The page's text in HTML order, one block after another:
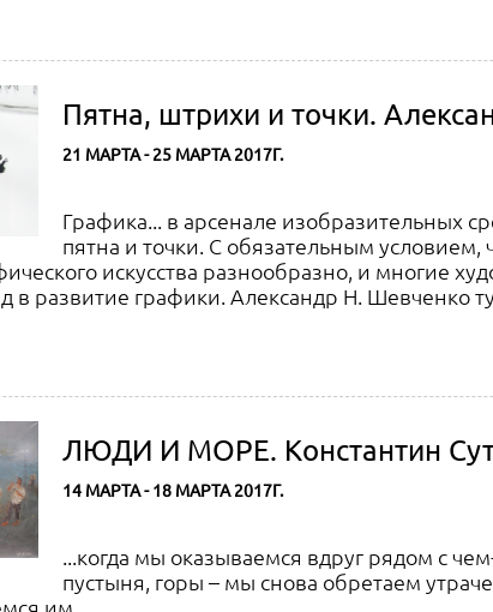
Пятна, штрихи и точки.
21 МАРТА - 25 МАРТА 2017Г.
Графика... в арсенале изобразительных
пятна и точки. С обязательным условием,
искусства разнообразно, и многие
в развитие графики. Александр Н. Шевченко
ЛЮДИ И МОРЕ. Константин
14 МАРТА - 18 МАРТА 2017Г.
...когда мы оказываемся вдруг рядом с
пустыня, горы – мы снова обретаем